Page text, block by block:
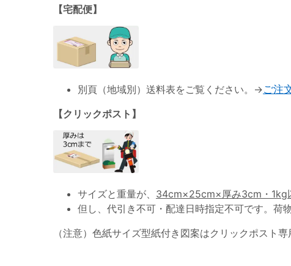
【宅配便】
別頁（地域別）送料表をご覧ください。→ご注
【クリックポスト】
サイズと重量が、 34cm×25cm×厚み3cm・1kg
但し、代引き不可・配達日時指定不可です。荷
（注意）色紙サイズ型紙付き図案はクリックポスト